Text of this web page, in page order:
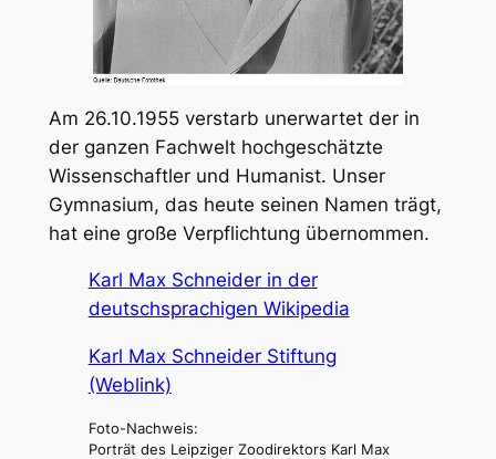
Am 26.10.1955 verstarb unerwartet der in
der ganzen Fachwelt hochgeschätzte
Wissenschaftler und Humanist. Unser
Gymnasium, das heute seinen Namen trägt,
hat eine große Verpflichtung übernommen.
Karl Max Schneider in der
deutschsprachigen Wikipedia
Karl Max Schneider Stiftung
(Weblink)
Foto-Nachweis:
Porträt des Leipziger Zoodirektors Karl Max